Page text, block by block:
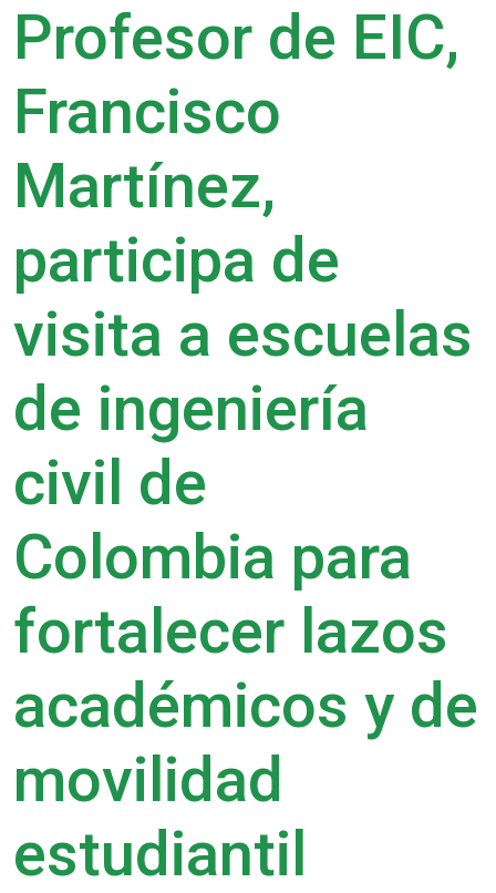
Profesor de EIC,
Francisco
Martínez,
participa de
visita a escuelas
de ingeniería
civil de
Colombia para
fortalecer lazos
académicos y de
movilidad
estudiantil